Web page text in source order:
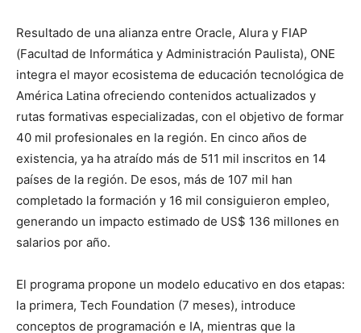
Resultado de una alianza entre Oracle, Alura y FIAP
(Facultad de Informática y Administración Paulista), ONE
integra el mayor ecosistema de educación tecnológica de
América Latina ofreciendo contenidos actualizados y
rutas formativas especializadas, con el objetivo de formar
40 mil profesionales en la región. En cinco años de
existencia, ya ha atraído más de 511 mil inscritos en 14
países de la región. De esos, más de 107 mil han
completado la formación y 16 mil consiguieron empleo,
generando un impacto estimado de US$ 136 millones en
salarios por año.
El programa propone un modelo educativo en dos etapas:
la primera, Tech Foundation (7 meses), introduce
conceptos de programación e IA, mientras que la